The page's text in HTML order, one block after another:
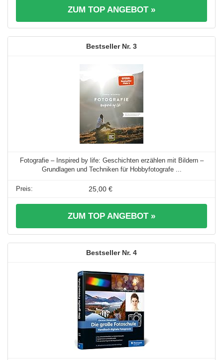
ZUM TOP ANGEBOT »
3
Fotografie – Inspired by life: Geschichten erzählen mit Bildern –
Grundlagen und Techniken für Hobbyfotografe ...
25,00 €
ZUM TOP ANGEBOT »
4